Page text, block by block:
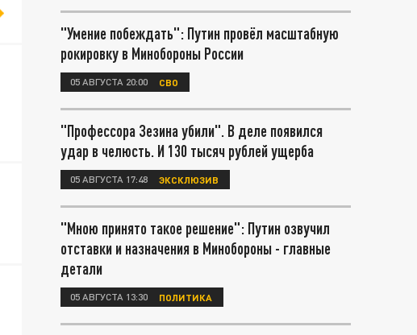
"Умение побеждать": Путин провёл масштабную
рокировку в Минобороны России
05 АВГУСТА 20:00 СВО
"Профессора Зезина убили". В деле появился
удар в челюсть. И 130 тысяч рублей ущерба
05 АВГУСТА 17:48 ЭКСКЛЮЗИВ
"Мною принято такое решение": Путин озвучил
отставки и назначения в Минобороны - главные
детали
05 АВГУСТА 13:30 ПОЛИТИКА